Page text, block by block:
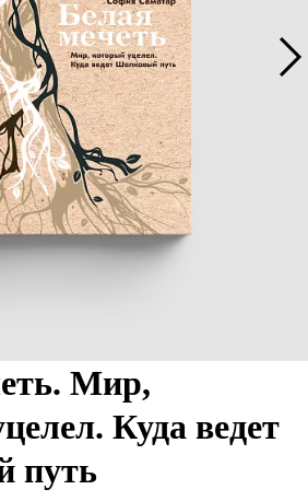
Мир,
Куда ведет
путь